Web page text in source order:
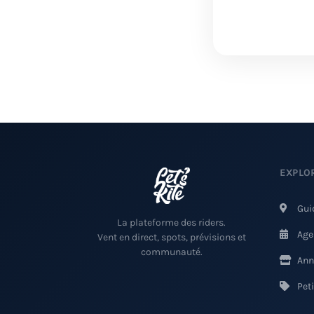
La plateforme des riders.
Vent en direct, spots, prévisions et
communauté.